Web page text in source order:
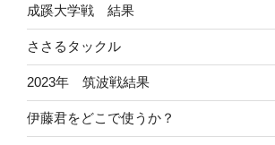
成蹊大学戦 結果
ささるタックル
2023年 筑波戦結果
伊藤君をどこで使うか？